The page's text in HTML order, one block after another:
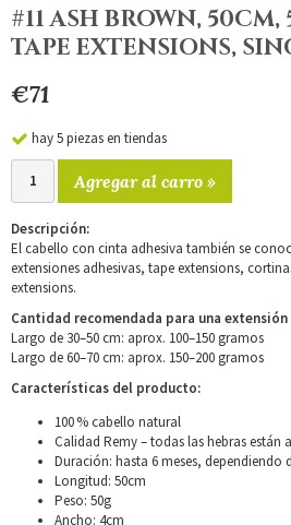
#11 ASH BROWN, 50CM,
TAPE EXTENSIONS,
€71
hay 5 piezas en tiendas
Agregar al carro »
Descripción:
El cabello con cinta adhesiva también se
extensiones adhesivas, tape extensions,
extensions.
Cantidad recomendada para una
Largo de 30–50 cm: aprox. 100–150 gramos
Largo de 60–70 cm: aprox. 150–200 gramos
Características del producto:
100 % cabello natural
Calidad Remy – todas las hebras están
Duración: hasta 6 meses, dependiendo
Longitud: 50cm
Peso: 50g
Ancho: 4cm